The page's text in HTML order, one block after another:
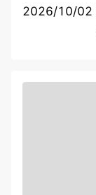
2026/10/02